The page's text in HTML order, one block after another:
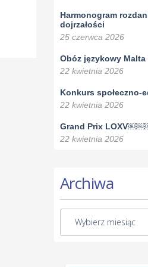
Harmonogram
dojrzałości
25 czerwca 2026
Obóz językowy Malta
22 kwietnia 2026
Konkurs społeczno-
22 kwietnia 2026
Grand Prix
22 kwietnia 2026
Archiwa